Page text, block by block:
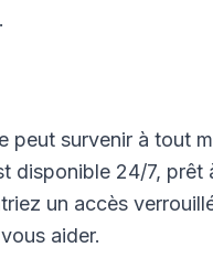
peut survenir à tout
disponible 24/7, prêt
un accès
aider.